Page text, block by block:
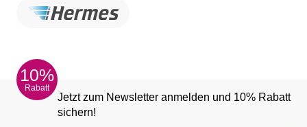
10%
Rabatt
Jetzt zum Newsletter anmelden und 10% Rabatt
sichern!